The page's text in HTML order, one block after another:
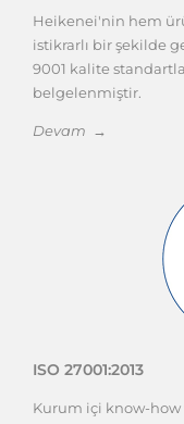
Heikenei'nin hem
istikrarlı bir şekilde
9001 kalite
belgelenmiştir.
Devam →
ISO 27001:2013
Kurum içi know-